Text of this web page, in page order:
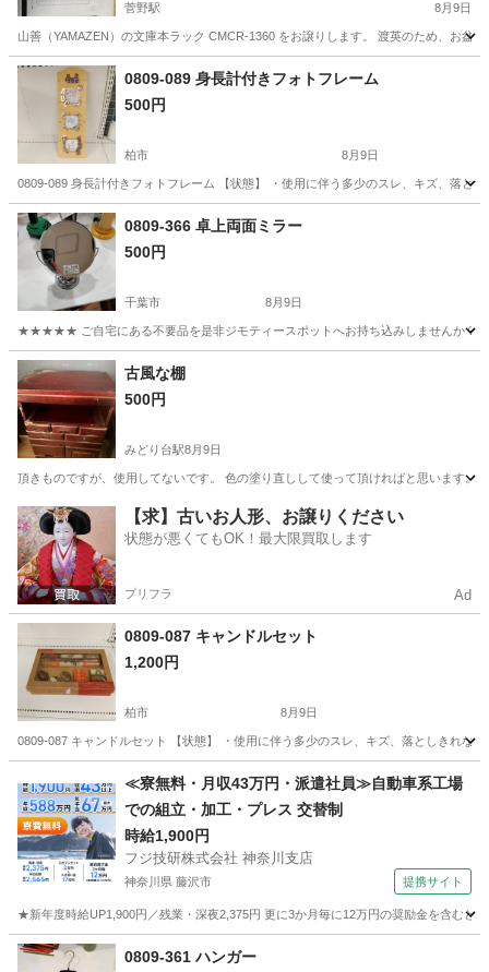
菅野駅 8月9日
山善（YAMAZEN）の文庫本ラック CMCR-1360 をお譲りします。 渡英のため、お盆
千葉 市川市 収納家具
0809-089 身長計付きフォトフレーム
500円
柏市 8月9日
0809-089 身長計付きフォトフレーム 【状態】 ・使用に伴う多少のスレ、キズ、落
千葉 柏市 インテリア雑貨/小物 付き
0809-366 卓上両面ミラー
500円
千葉市 8月9日
★★★★★ ご自宅にある不要品を是非ジモティースポットへお持ち込みしませんか？
千葉 千葉市 ミラー/鏡
古風な棚
500円
みどり台駅8月9日
頂きものですが、使用してないです。 色の塗り直しして使って頂ければと思います。
千葉 千葉市 みどり台駅 収納家具 塗り
【求】古いお人形、お譲りください
状態が悪くてもOK！最大限買取します
プリフラ Ad
0809-087 キャンドルセット
1,200円
柏市 8月9日
0809-087 キャンドルセット 【状態】 ・使用に伴う多少のスレ、キズ、落としきれ
インテリア雑貨/小物 現地
≪寮無料・月収43万円・派遣社員≫自動車系工場
での組立・加工・プレス 交替制
時給1,900円
フジ技研株式会社 神奈川支店
神奈川県 藤沢市 提携サイト
★新年度時給UP1,900円／残業・深夜2,375円 更に3か月毎に12万円の奨励金を含む
神奈川 藤沢市 0809-361 ハンガー